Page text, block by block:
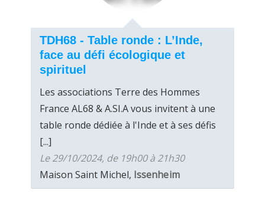
TDH68 - Table ronde : L’Inde,
face au défi écologique et
spirituel
Les associations Terre des Hommes
France AL68 & A.SI.A vous invitent à une
table ronde dédiée à l'Inde et à ses défis
[...]
Le 29/10/2024, de 19h00 à 21h30
Maison Saint Michel, Issenheim